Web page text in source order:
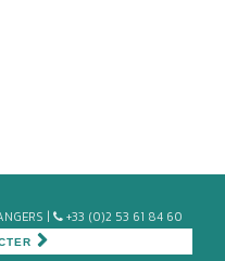
| +33 (0)2 53 61 84 60